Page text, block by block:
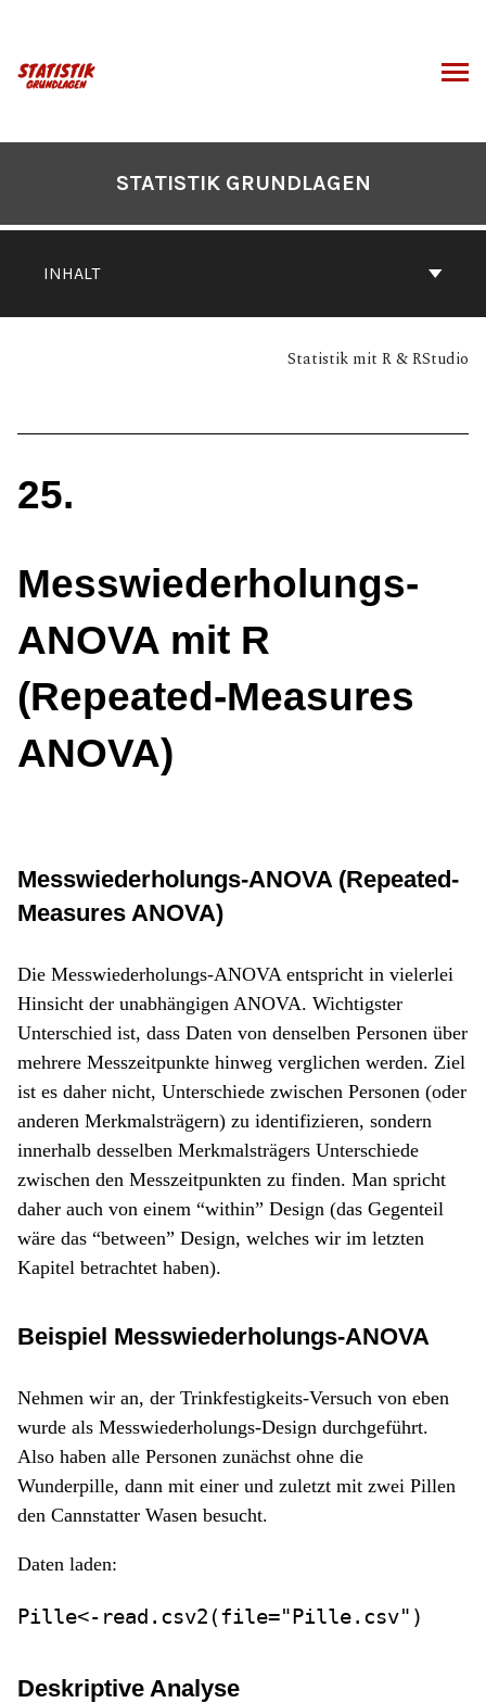
springen
INHALT
STATISTIK GRUNDLAGEN
Statistik mit R & RStudio
25
Messwiederholungs-
ANOVA mit R
(Repeated-Measures
ANOVA)
Messwiederholungs-ANOVA (Repeated-
Measures ANOVA)
Die Messwiederholungs-ANOVA entspricht in vielerlei
Hinsicht der unabhängigen ANOVA. Wichtigster
Unterschied ist, dass Daten von denselben Personen über
mehrere Messzeitpunkte hinweg verglichen werden. Ziel
ist es daher nicht, Unterschiede zwischen Personen (oder
anderen Merkmalsträgern) zu identifizieren, sondern
innerhalb desselben Merkmalsträgers Unterschiede
zwischen den Messzeitpunkten zu finden. Man spricht
daher auch von einem “within” Design (das Gegenteil
wäre das “between” Design, welches wir im letzten
Kapitel betrachtet haben).
Beispiel Messwiederholungs-ANOVA
Nehmen wir an, der Trinkfestigkeits-Versuch von eben
wurde als Messwiederholungs-Design durchgeführt.
Also haben alle Personen zunächst ohne die
Wunderpille, dann mit einer und zuletzt mit zwei Pillen
den Cannstatter Wasen besucht.
Daten laden:
Pille<- read.csv2 (file="Pille.csv" )
Deskriptive Analyse